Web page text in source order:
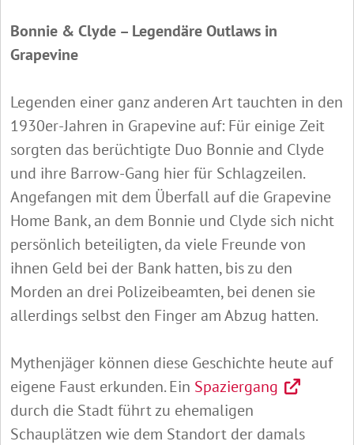
Bonnie & Clyde – Legendäre Outlaws in
Grapevine
Legenden einer ganz anderen Art tauchten in den
1930er-Jahren in Grapevine auf: Für einige Zeit
sorgten das berüchtigte Duo Bonnie and Clyde
und ihre Barrow-Gang hier für Schlagzeilen.
Angefangen mit dem Überfall auf die Grapevine
Home Bank, an dem Bonnie und Clyde sich nicht
persönlich beteiligten, da viele Freunde von
ihnen Geld bei der Bank hatten, bis zu den
Morden an drei Polizeibeamten, bei denen sie
allerdings selbst den Finger am Abzug hatten.
Mythenjäger können diese Geschichte heute auf
eigene Faust erkunden. Ein Spaziergang
durch die Stadt führt zu ehemaligen
Schauplätzen wie dem Standort der damals